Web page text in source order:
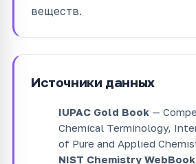
веществ.
Источники данных
IUPAC Gold Book —
Chemical Terminology,
of Pure and Applied
NIST Chemistry WebBook